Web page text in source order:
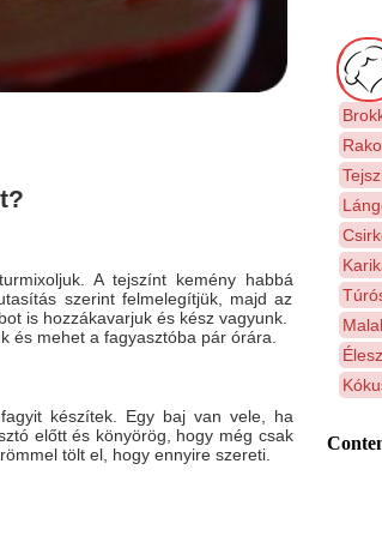
A tejszínt kemény habbá
szerint felmelegítjük, majd az
is hozzákavarjuk és kész vagyunk.
és mehet a fagyasztóba pár órára.
készítek. Egy baj van vele, ha
előtt és könyörög, hogy még csak
tölt el, hogy ennyire szereti.